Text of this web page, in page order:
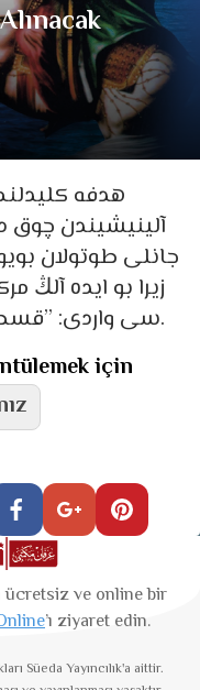
هدفه
آلینیشیندن چوق
جانلی طوتولان
زیرا بو ایده
سی واردی: ”قسطنطینیه البت فتح ایدیله جكدر.
için
ücretsiz ve online bir
’ı ziyaret edin.
Süeda Yayıncılık'a aittir.